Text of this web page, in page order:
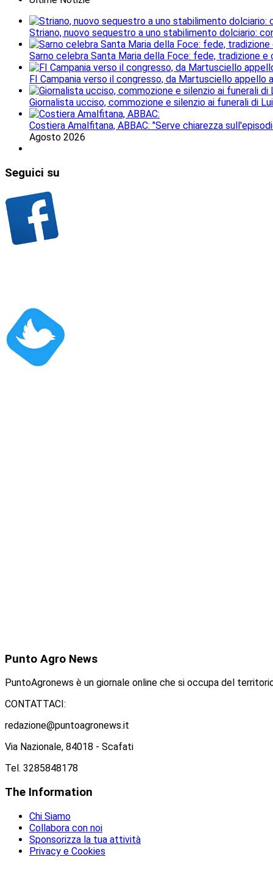
Striano, nuovo sequestro a uno stabilimento dolciario:
Sarno celebra Santa Maria della Foce: fede, tradizione
FI Campania verso il congresso, da Martusciello appello
Giornalista ucciso, commozione e silenzio ai funerali di
Costiera Amalfitana, ABBAC: "Serve chiarezza
Agosto 2026
Seguici su
Punto Agro News
PuntoAgronews è un giornale online che si occupa del
CONTATTACI:
redazione@puntoagronews.it
Via Nazionale, 84018 - Scafati
Tel. 3285848178
The Information
Chi Siamo
Collabora con noi
Sponsorizza la tua attività
Privacy e Cookies